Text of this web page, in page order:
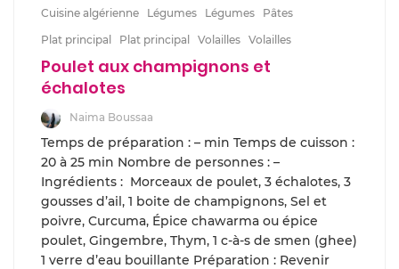
Cuisine algérienne Légumes Légumes
Pâtes
Plat principal
Plat principal Volailles Volailles
Poulet aux champignons et
échalotes
Naima Boussaa
Temps de préparation : – min Temps de cuisson :
20 à 25 min Nombre de personnes : –
Ingrédients : Morceaux de poulet, 3 échalotes, 3
gousses d’ail, 1 boite de champignons, Sel et
poivre, Curcuma, Épice chawarma ou épice
poulet, Gingembre, Thym, 1 c-à-s de smen (ghee)
1 verre d’eau bouillante Préparation : Revenir